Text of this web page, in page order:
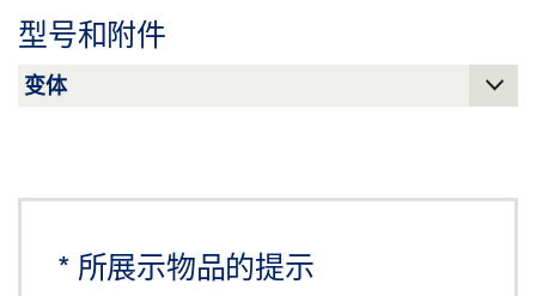
下载 (.PDF | 9 MB)
型号和附件
* 所展示物品的提示